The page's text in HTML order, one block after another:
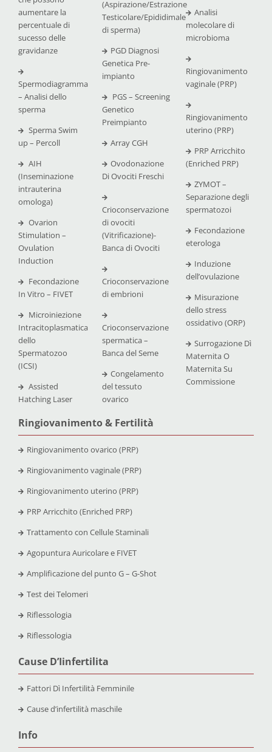
aumentare la
percentuale di
sucesso delle
gravidanze
Spermodiagramma
– Analisi dello
sperma
Sperma Swim
up – Percoll
AIH
(Inseminazione
intrauterina
omologa)
Ovarion
Stimulation –
Ovulation
Induction
Fecondazione
In Vitro – FIVET
Microiniezione
Intracitoplasmatica
dello
Spermatozoo
(ICSI)
Assisted
Hatching Laser
(Aspirazione/Estrazione
Testicolare/Epididimale
di sperma)
PGD Diagnosi
Genetica Pre-
impianto
PGS – Screening
Genetico
Preimpianto
Array CGH
Ovodonazione
Di Ovociti Freschi
Crioconservazione
di ovociti
(Vitrificazione)-
Banca di Ovociti
Crioconservazione
di embrioni
Crioconservazione
spermatica –
Banca del Seme
Congelamento
del tessuto
ovarico
Analisi
molecolare di
microbioma
Ringiovanimento
vaginale (PRP)
Ringiovanimento
uterino (PRP)
PRP Arricchito
(Enriched PRP)
ZYMOT –
Separazione degli
spermatozoi
Fecondazione
eterologa
Induzione
dell’ovulazione
Misurazione
dello stress
ossidativo (ORP)
Surrogazione Dì
Maternita O
Maternita Su
Commissione
Ringiovanimento & Fertilità
Ringiovanimento ovarico (PRP)
Ringiovanimento vaginale (PRP)
Ringiovanimento uterino (PRP)
PRP Arricchito (Enriched PRP)
Trattamento con Cellule Staminali
Agopuntura Auricolare e FIVET
Amplificazione del punto G – G-Shot
Test dei Telomeri
Riflessologia
Riflessologia
Cause D’Iinfertilita
Fattori Dì Infertilità Femminile
Cause d’infertilità maschile
Info